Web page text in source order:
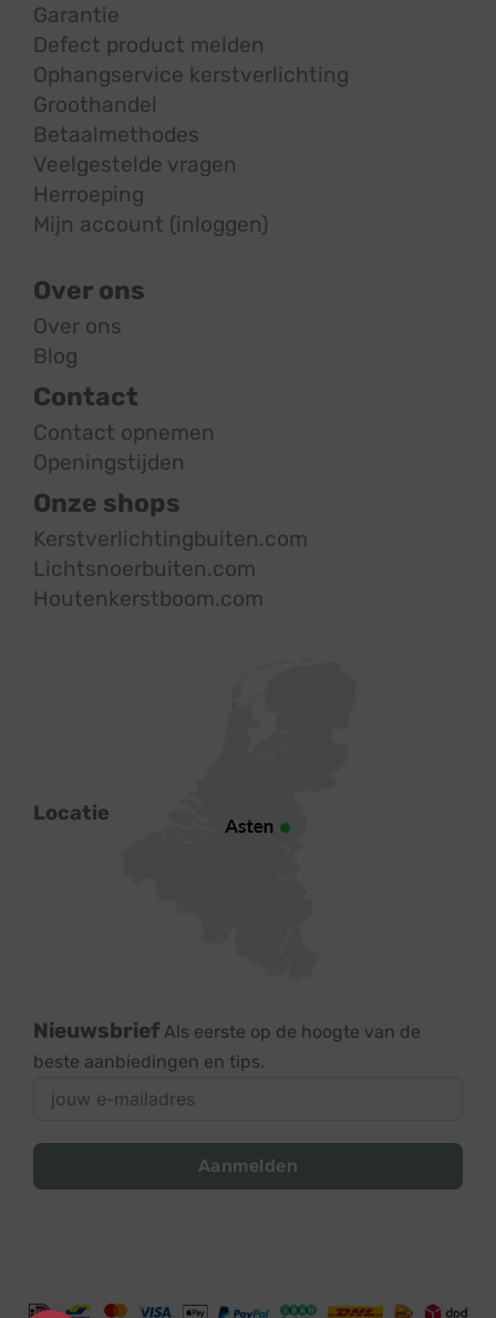
Garantie
Defect product melden
Ophangservice kerstverlichting
Groothandel
Betaalmethodes
Veelgestelde vragen
Herroeping
Mijn account (inloggen)
Over ons
Over ons
Blog
Contact
Contact opnemen
Openingstijden
Onze shops
Kerstverlichtingbuiten.com
Lichtsnoerbuiten.com
Houtenkerstboom.com
Locatie
Nieuwsbrief Als eerste op de hoogte van de
beste aanbiedingen en tips.
Aanmelden